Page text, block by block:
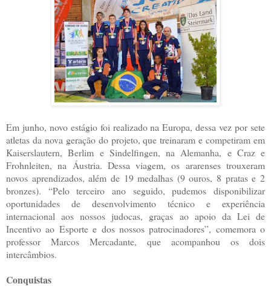
Em junho, novo estágio foi realizado na Europa, dessa vez por sete
atletas da nova geração do projeto, que treinaram e competiram em
Kaiserslautern, Berlim e Sindelfingen, na Alemanha, e Craz e
Frohnleiten, na Áustria. Dessa viagem, os ararenses trouxeram
novos aprendizados, além de 19 medalhas (9 ouros, 8 pratas e 2
bronzes). “Pelo terceiro ano seguido, pudemos disponibilizar
oportunidades de desenvolvimento técnico e experiência
internacional aos nossos judocas, graças ao apoio da Lei de
Incentivo ao Esporte e dos nossos patrocinadores”, comemora o
professor Marcos Mercadante, que acompanhou os dois
intercâmbios.
Conquistas